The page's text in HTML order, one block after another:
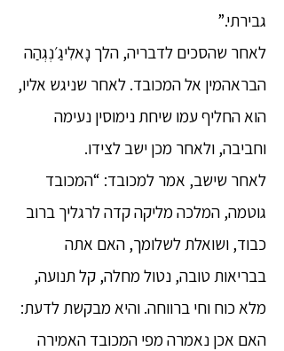
גבירתי.”
לאחר שהסכים לדבריה, הלך נָאלִיגַ׳נְגְהַה
הבראהמין אל המכובד. לאחר שניגש אליו,
הוא החליף עמו שיחת נימוסין נעימה
וחביבה, ולאחר מכן ישב לצידו.
לאחר שישב, אמר למכובד: “המכובד
גוטמה, המלכה מליקה קדה לרגליך ברוב
כבוד, ושואלת לשלומך, האם אתה
בבריאות טובה, נטול מחלה, קל תנועה,
מלא כוח וחי ברווחה. והיא מבקשת לדעת:
האם אכן נאמרה מפי המכובד האמירה